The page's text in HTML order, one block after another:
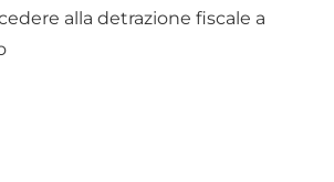
alla detrazione fiscale a